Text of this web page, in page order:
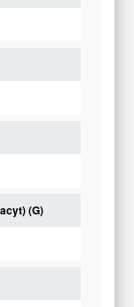
(G)